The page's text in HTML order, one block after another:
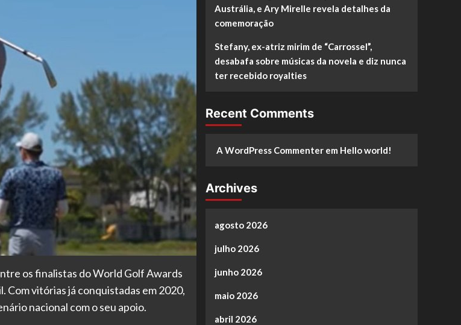
os finalistas do World Golf Awards
vitórias já conquistadas em 2020,
nacional com o seu apoio.
Austrália, e Ary Mirelle revela detalhes da
comemoração
Stefany, ex-atriz mirim de “Carrossel”,
desabafa sobre músicas da novela e diz nunca
ter recebido royalties
Recent Comments
A WordPress Commenterem Hello world!
Archives
agosto 2026
julho 2026
junho 2026
maio 2026
abril 2026